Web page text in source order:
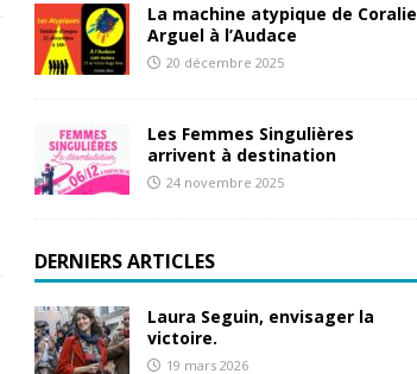
La machine atypique de Coralie
Arguel à l’Audace
20 décembre 2025
Les Femmes Singulières
arrivent à destination
24 novembre 2025
DERNIERS ARTICLES
Laura Seguin, envisager la
victoire.
19 mars 2026